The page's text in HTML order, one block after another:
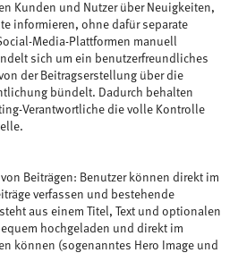
Kunden und Nutzer über Neuigkeiten,
informieren, ohne dafür separate
Media-Plattformen manuell
sich um ein benutzerfreundliches
der Beitragserstellung über die
bündelt. Dadurch behalten
Verantwortliche die volle Kontrolle
Beiträgen: Benutzer können direkt im
verfassen und bestehende
aus einem Titel, Text und optionalen
hochgeladen und direkt im
können (sogenanntes Hero Image und